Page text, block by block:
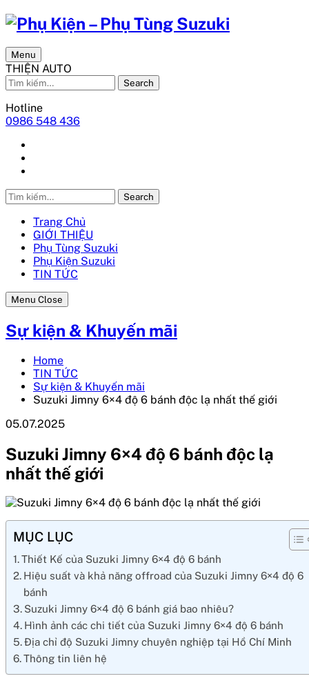
Menu
THIỆN AUTO
Search
Hotline
0986 548 436
Search
Trang Chủ
GIỚI THIỆU
Phụ Tùng Suzuki
Phụ Kiện Suzuki
TIN TỨC
Menu Close
Sự kiện & Khuyến mãi
Home
TIN TỨC
Sự kiện & Khuyến mãi
Suzuki Jimny 6×4 độ 6 bánh độc lạ nhất thế giới
05.07.2025
Suzuki Jimny 6×4 độ 6 bánh độc lạ
nhất thế giới
MỤC LỤC
Thiết Kế của Suzuki Jimny 6×4 độ 6 bánh
Hiệu suất và khả năng offroad của Suzuki Jimny 6×4 độ 6
bánh
Suzuki Jimny 6×4 độ 6 bánh giá bao nhiêu?
Hình ảnh các chi tiết của Suzuki Jimny 6×4 độ 6 bánh
Địa chỉ độ Suzuki Jimny chuyên nghiệp tại Hồ Chí Minh
Thông tin liên hệ